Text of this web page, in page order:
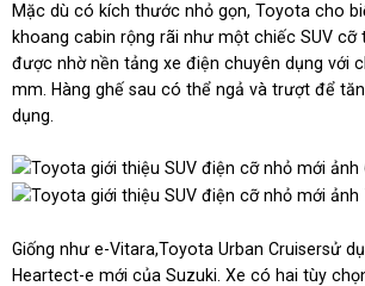
Mặc dù có kích thước nhỏ gọn, Toyota cho
khoang cabin rộng rãi như một chiếc SUV cỡ
được nhờ nền tảng xe điện chuyên dụng với
mm. Hàng ghế sau có thể ngả và trượt để
dụng.
Giống như e-Vitara,Toyota Urban Cruisersử
Heartect-e mới của Suzuki. Xe có hai tùy